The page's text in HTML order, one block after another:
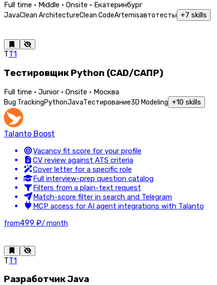
Full time · Middle · Onsite · Екатеринбург
JavaClean ArchitectureClean CodeArtemisавтотесты +7 skills
ТТ1
Тестировщик Python (CAD/САПР)
Full time · Junior · Onsite · Москва
Bug TrackingPythonJavaТестирование3D Modeling +10 skills
Talanto Boost
Vacancy fit score for your profile
CV review against ATS criteria
Cover letter for a specific role
Full interview-prep question catalog
Filters from a plain-text request
Match-score filter in search and Telegram
MCP access for AI agent integrations with Talanto
from499 ₽/ month
ТТ1
Разработчик Java